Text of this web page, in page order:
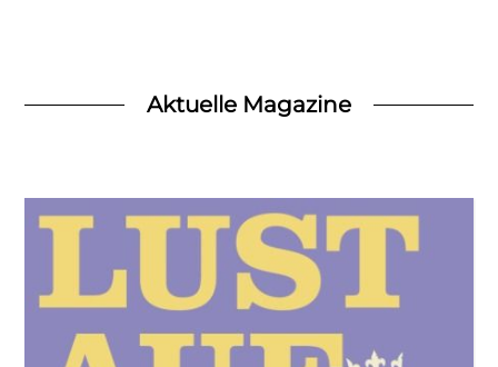
Aktuelle Magazine